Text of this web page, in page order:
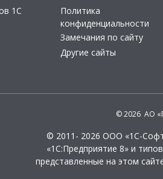
1С
Политика
конфиденциальности
Замечания по сайту
Другие сайты
© 2026 АО
© 2011- 2026 ООО «1С-
«1С:Предприятие 8» и
представленные на этом